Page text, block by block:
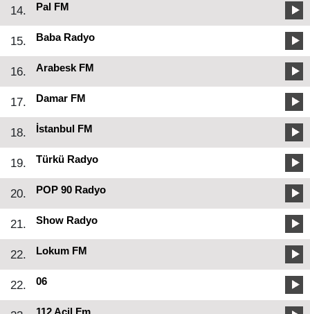
14. Pal FM
15. Baba Radyo
16. Arabesk FM
17. Damar FM
18. İstanbul FM
19. Türkü Radyo
20. POP 90 Radyo
21. Show Radyo
22. Lokum FM
22. 06
112 Acil Fm